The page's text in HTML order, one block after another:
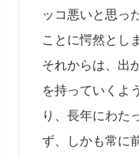
ッコ悪いと思っ
ことに愕然とし
それからは、出
を持っていくよ
り、長年にわた
ず、しかも常に